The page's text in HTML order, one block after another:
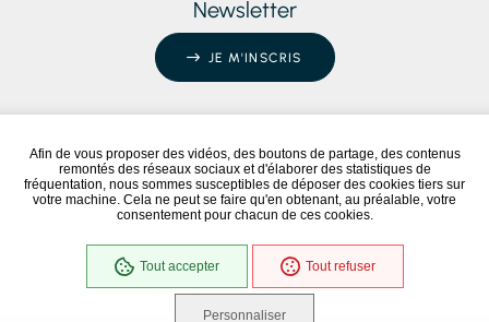
Afin de vous proposer des vidéos, des boutons de partage, des contenus
remontés des réseaux sociaux et d'élaborer des statistiques de
fréquentation, nous sommes susceptibles de déposer des cookies tiers sur
votre machine. Cela ne peut se faire qu'en obtenant, au préalable, votre
consentement pour chacun de ces cookies.
Tout accepter Tout refuser
Personnaliser
Newsletter
JE M'INSCRIS
Conformité RGAA
Partiellement conforme
NOUS ÉCRIRE / NOUS CONTACTER
MENTIONS LÉGALES
PLAN DU SITE
GESTION DES COOKIES